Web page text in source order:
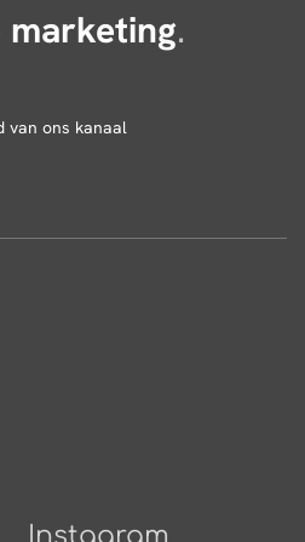
marketing.
van ons kanaal
Instagram